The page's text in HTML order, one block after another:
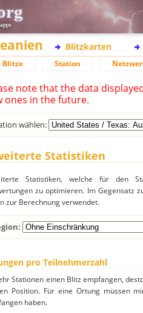
Blitzkarten
Blitze Station
note that the data
ones in the future.
wählen:
Statistiken
Statistiken, welche für den
zu optimieren. Im Gegensatz
zur Berechnung verwendet.
pro Teilnehmerzahl
Stationen einen Blitz empfangen,
Position. Für eine Ortung müssen
haben.